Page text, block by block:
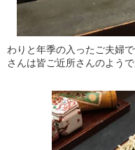
わりと年季の入ったご夫婦
さんは皆ご近所さんのようで